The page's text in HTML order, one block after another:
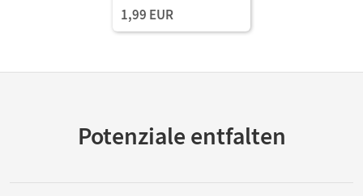
1,99 EUR
Potenziale entfalten